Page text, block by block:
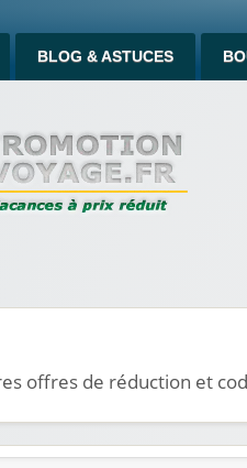
BLOG & ASTUCES
offres de réduction et